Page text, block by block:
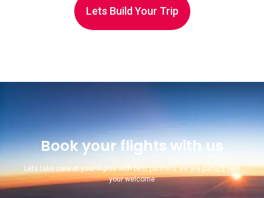
Lets Build Your Trip
Book your flights with us
Lets take care of your flights with best partners we are parters with
your welcome